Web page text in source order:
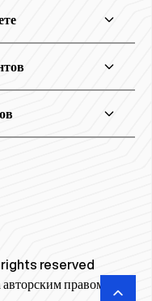
rights reserved
правом